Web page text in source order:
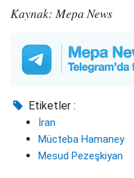
Kaynak: Mepa News
Etiketler :
İran
Mücteba Hamaney
Mesud Pezeşkiyan